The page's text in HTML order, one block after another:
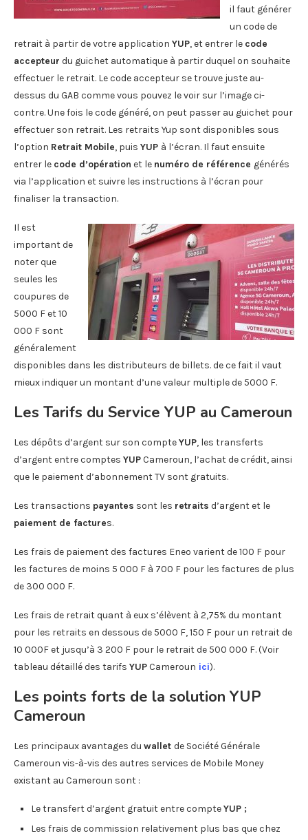
il faut générer
un code de
retrait à partir de votre application YUP, et entrer le code
accepteur du guichet automatique à partir duquel on souhaite
effectuer le retrait. Le code accepteur se trouve juste au-
dessus du GAB comme vous pouvez le voir sur l’image ci-
contre. Une fois le code généré, on peut passer au guichet pour
effectuer son retrait. Les retraits Yup sont disponibles sous
l’option Retrait Mobile, puis YUP à l’écran. Il faut ensuite
entrer le code d’opération et le numéro de référence générés
via l’application et suivre les instructions à l’écran pour
finaliser la transaction.
Il est
important de
noter que
seules les
coupures de
5000 F et 10
000 F sont
généralement
disponibles dans les distributeurs de billets. de ce fait il vaut
mieux indiquer un montant d’une valeur multiple de 5000 F.
Les Tarifs du Service YUP au Cameroun
Les dépôts d’argent sur son compteYUP, les transferts
d’argent entre comptes YUPCameroun, l’achat de crédit, ainsi
que le paiement d’abonnement TV sont gratuits.
Les transactions payantes sont les retraits d’argent et le
paiement de factures.
Les frais de paiement des factures Eneo varient de 100 F pour
les factures de moins 5 000 F à 700 F pour les factures de plus
de 300 000 F.
Les frais de retrait quant à eux s’élèvent à 2,75% du montant
pour les retraits en dessous de 5000 F, 150 F pour un retrait de
10 000F et jusqu’à 3 200 F pour le retrait de 500 000 F. (Voir
tableau détaillé des tarifs YUPCameroun ici).
Les points forts de la solution YUP
Cameroun
Les principaux avantages du wallet de Société Générale
Cameroun vis-à-vis des autres services de Mobile Money
existant au Cameroun sont :
Le transfert d’argent gratuit entre compteYUP ;
Les frais de commission relativement plus bas que chez